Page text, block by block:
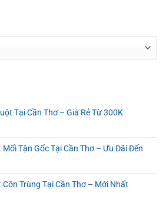
Tại Cần Thơ – Giá Rẻ Từ 300K
Mối Tận Gốc Tại Cần Thơ – Ưu Đãi Đến
Côn Trùng Tại Cần Thơ – Mới Nhất